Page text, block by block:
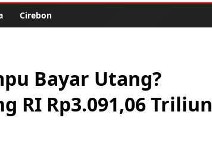
Cirebon
Bayar Utang?
RI Rp3.091,06 Triliun